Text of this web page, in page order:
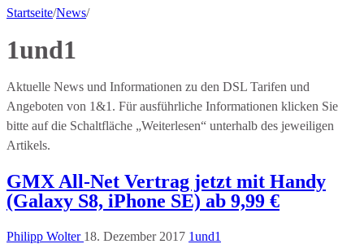
Startseite/News/
1und1
Aktuelle News und Informationen zu den DSL Tarifen und
Angeboten von 1&1. Für ausführliche Informationen klicken Sie
bitte auf die Schaltfläche „Weiterlesen“ unterhalb des jeweiligen
Artikels.
GMX All-Net Vertrag jetzt mit Handy
(Galaxy S8, iPhone SE) ab 9,99 €
Philipp Wolter 18. Dezember 2017 1und1